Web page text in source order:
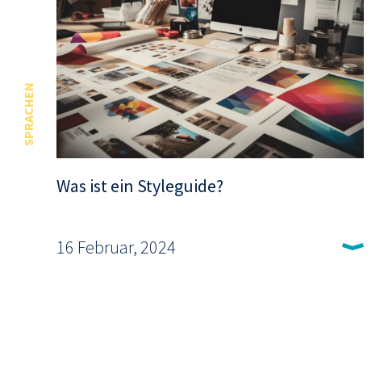
Was ist ein Styleguide?
16 Februar, 2024
SPRACHEN